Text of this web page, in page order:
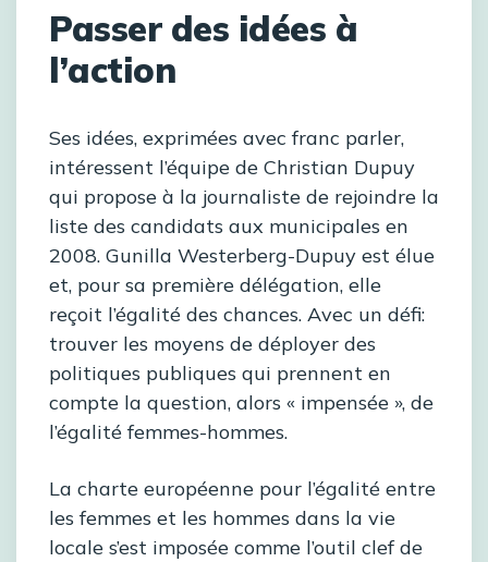
Passer des idées à
l’action
Ses idées, exprimées avec franc parler,
intéressent l’équipe de Christian Dupuy
qui propose à la journaliste de rejoindre la
liste des candidats aux municipales en
2008. Gunilla Westerberg-Dupuy est élue
et, pour sa première délégation, elle
reçoit l’égalité des chances. Avec un défi:
trouver les moyens de déployer des
politiques publiques qui prennent en
compte la question, alors « impensée », de
l’égalité femmes-hommes.
La charte européenne pour l’égalité entre
les femmes et les hommes dans la vie
locale s’est imposée comme l’outil clef de